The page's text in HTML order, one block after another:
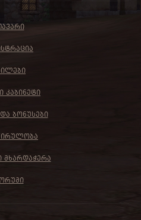
ᲙᲐᲑᲘᲜᲔᲢᲘ
ᲑᲝᲜᲣᲡᲔᲑᲘ
ᲛᲮᲐᲠᲓᲐᲭᲔᲠᲐ